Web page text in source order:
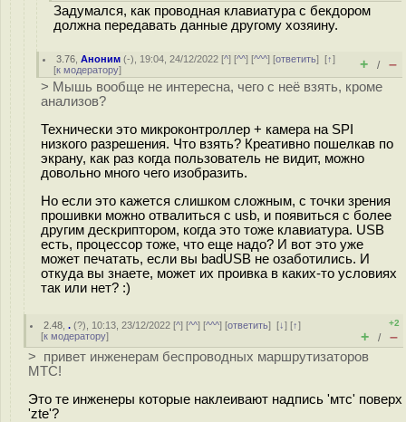
Задумался, как проводная клавиатура с бекдором
должна передавать данные другому хозяину.
3.76 ,Аноним (-), 19:04, 24/12/2022 [^] [^^] [^^^] [ответить][↑]
[к модератору] + / –
> Мышь вообще не интересна, чего с неё взять, кроме
анализов?
Технически это микроконтроллер + камера на SPI
низкого разрешения. Что взять? Креативно пошелкав по
экрану, как раз когда пользователь не видит, можно
довольно много чего изобразить.
Но если это кажется слишком сложным, с точки зрения
прошивки можно отвалиться с usb, и появиться с более
другим дескриптором, когда это тоже клавиатура. USB
есть, процессор тоже, что еще надо? И вот это уже
может печатать, если вы badUSB не озаботились. И
откуда вы знаете, может их проивка в каких-то условиях
так или нет? :)
2.48 ,. (?), 10:13, 23/12/2022 [^] [^^] [^^^] [ответить][↓] [↑]
[к модератору]
+2
+ / –
> привет инженерам беспроводных маршрутизаторов
МТС!
Это те инженеры которые наклеивают надпись 'мтс' поверх
'zte'?